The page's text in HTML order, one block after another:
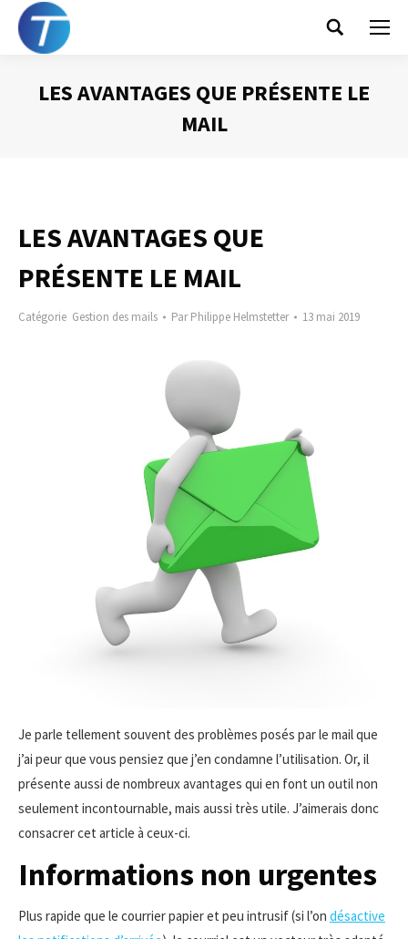
Search:
LES AVANTAGES QUE PRÉSENTE LE
MAIL
LES AVANTAGES QUE
PRÉSENTE LE MAIL
Catégorie Gestion des mails ParPhilippe Helmstetter 13 mai 2019
Je parle tellement souvent des problèmes posés par le mail que
j’ai peur que vous pensiez que j’en condamne l’utilisation. Or, il
présente aussi de nombreux avantages qui en font un outil non
seulement incontournable, mais aussi très utile. J’aimerais donc
consacrer cet article à ceux-ci.
Informations non urgentes
Plus rapide que le courrier papier et peu intrusif (si l’on désactive